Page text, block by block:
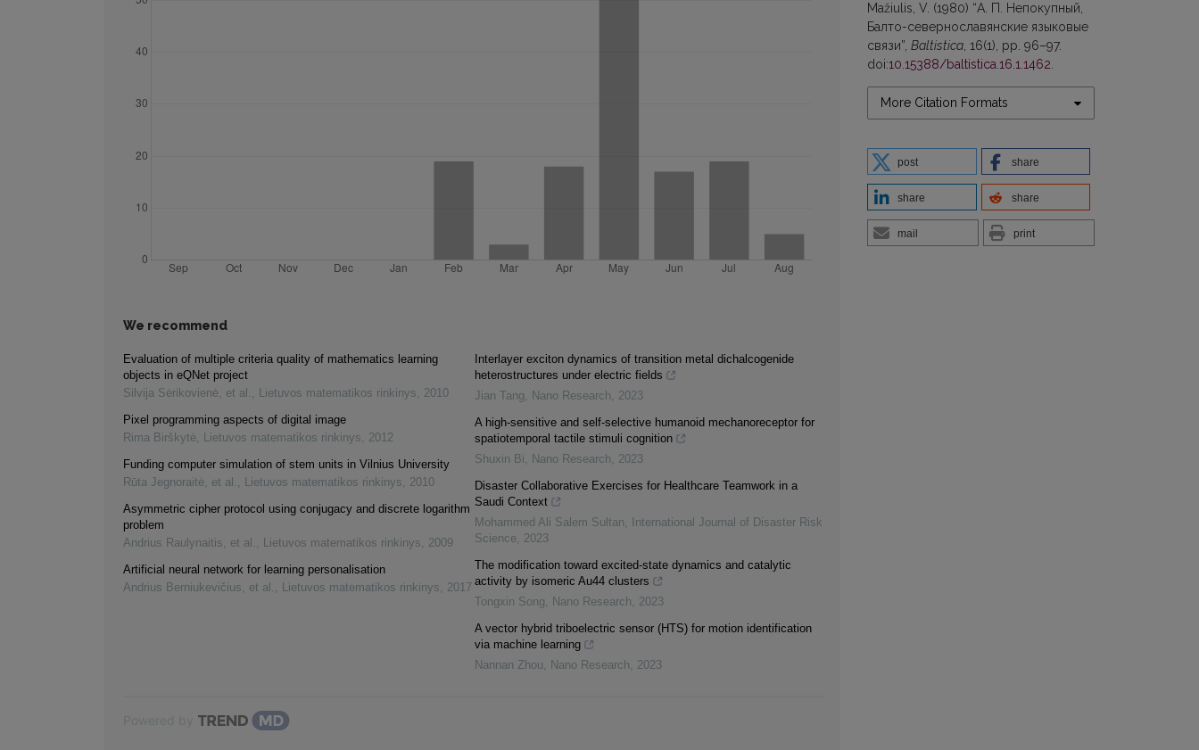
Mažiulis, V. (1980) “А. П. Непокупный,
Балто-севернославянские языковые
связи”, Baltistica , 16(1), pp. 96–97.
doi:10.15388/baltistica.16.1.1462
More Citation Formats
post share
share share
mail print
We recommend
Evaluation of multiple criteria quality of mathematics learning
objects in eQNet project
Silvija Sėrikovienė, et al. , Lietuvos matematikos rinkinys, 2010
Pixel programming aspects of digital image
Rima Birškytė, Lietuvos matematikos rinkinys, 2012
Funding computer simulation of stem units in Vilnius University
Rūta Jegnoraitė, et al. , Lietuvos matematikos rinkinys, 2010
Asymmetric cipher protocol using conjugacy and discrete logarithm
problem
Andrius Raulynaitis, et al. , Lietuvos matematikos rinkinys, 2009
Artificial neural network for learning personalisation
Andrius Berniukevičius, et al. , Lietuvos matematikos rinkinys, 2017
Interlayer exciton dynamics of transition metal dichalcogenide
heterostructures under electric fields
Jian Tang, Nano Research, 2023
A high-sensitive and self-selective humanoid mechanoreceptor for
spatiotemporal tactile stimuli cognition
Shuxin Bi, Nano Research, 2023
Disaster Collaborative Exercises for Healthcare Teamwork in a
Saudi Context
Mohammed Ali Salem Sultan,
International Journal of Disaster Risk
Science, 2023
The modification toward excited-state dynamics and catalytic
activity by isomeric Au44 clusters
Tongxin Song, Nano Research, 2023
A vector hybrid triboelectric sensor (HTS) for motion identification
via machine learning
Nannan Zhou, Nano Research, 2023